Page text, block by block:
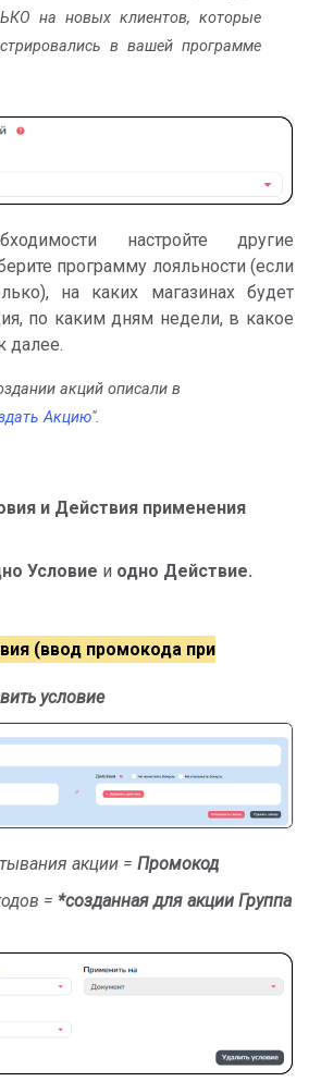
на новых клиентов, которые
в вашей программе
настройте другие
программу лояльности (если
на каких магазинах будет
по каким дням недели, в какое
далее.
акций описали в
Акцию".
и Действия применения
Условие и одно Действие.
(ввод промокода при
условие
акции = Промокод
= *созданная для акции Группа